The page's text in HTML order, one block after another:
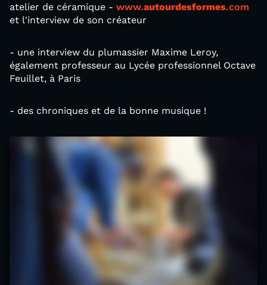
atelier de céramique - www.autourdesformes.com
et l'interview de son créateur
- une interview du plumassier Maxime Leroy,
également professeur au Lycée professionnel Octave
Feuillet, à Paris
- des chroniques et de la bonne musique !